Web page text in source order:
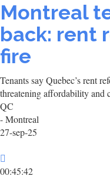
Montreal
back: rent
fire
Tenants say Quebec’s rent
threatening affordability and
QC
- Montreal
27-sep-25
00:45:42